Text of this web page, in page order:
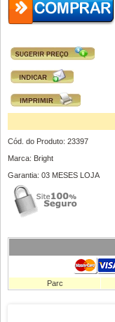
Cód. do Produto: 23397
Marca: Bright
Garantia: 03 MESES LOJA
Parc